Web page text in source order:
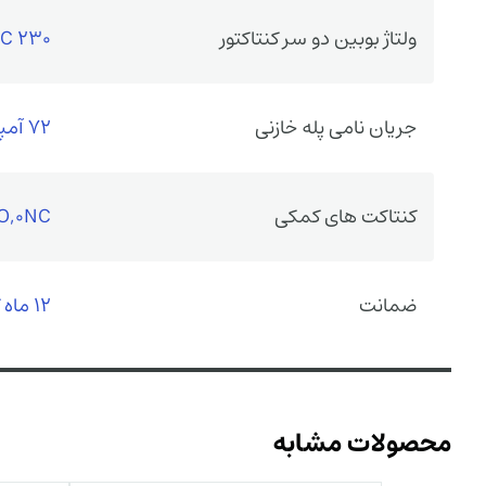
ولتاژ بوبین دو سر کنتاکتور 230 VAC
جریان نامی پله خازنی 72 آمپر
کنتاکت های کمکی
ضمانت 12 ماه گارانتی سازنده
محصولات مشابه